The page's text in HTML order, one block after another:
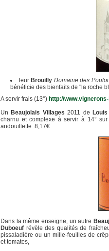
leur Brouilly Domaine des
bénéficie des bienfaits de "la roche
A servir frais (13°) http://
Un Beaujolais Villages2011 de
charnu et complexe à servir à 14°
andouillette 8,17€
Dans la même enseigne, un autre
Duboeuf révèle des qualités de
pissaladière ou un mille-feuilles de
et tomates,